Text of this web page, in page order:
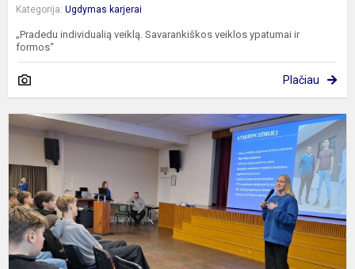
Kategorija: Ugdymas karjerai
„Pradedu individualią veiklą. Savarankiškos veiklos ypatumai ir
formos“
Plačiau